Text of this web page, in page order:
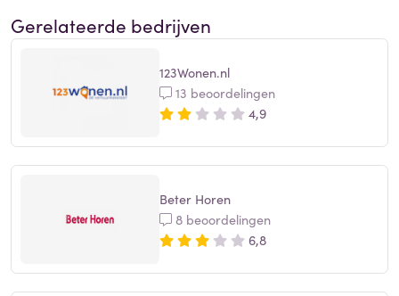
Gerelateerde bedrijven
123Wonen.nl
13 beoordelingen
4,9
Beter Horen
8 beoordelingen
6,8